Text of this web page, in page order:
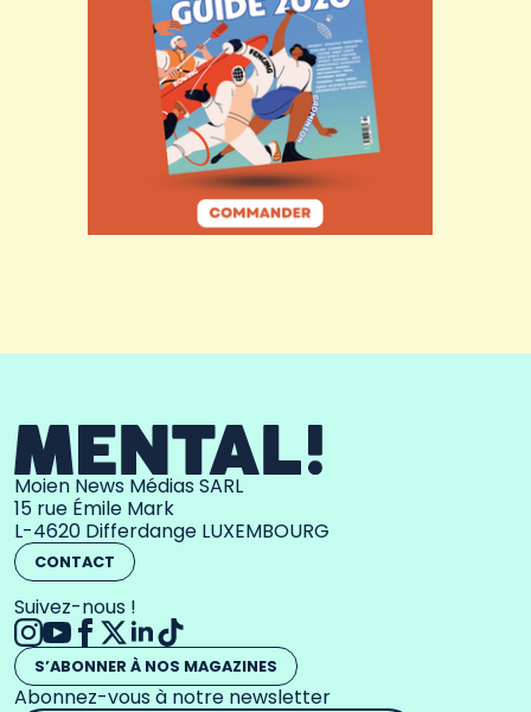
Moien News Médias SARL
15 rue Émile Mark
L-4620 Differdange LUXEMBOURG
CONTACT
Suivez-nous !
S’ABONNER À NOS MAGAZINES
Abonnez-vous à notre newsletter